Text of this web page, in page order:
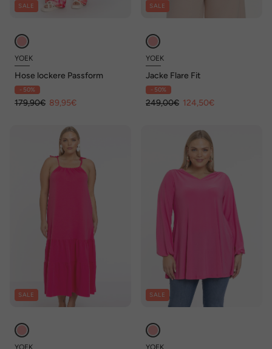
SALE
YOEK
Hose lockere Passform
- 50%
179,90€ 89,95€
SALE
YOEK
Jacke Flare Fit
- 50%
249,00€ 124,50€
SALE
YOEK
SALE
YOEK